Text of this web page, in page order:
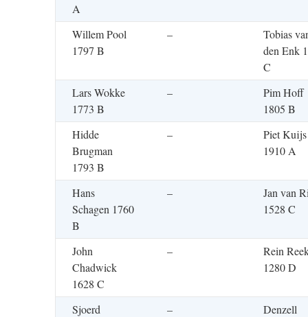
A
Willem Pool
1797 B
–
Tobias
den Enk
C
Lars Wokke
1773 B
–
Pim Hoff
1805 B
Hidde
Brugman
1793 B
–
Piet Kuijs
1910 A
Hans
Schagen 1760
B
–
Jan van
1528 C
John
Chadwick
1628 C
–
Rein
1280 D
Sjoerd
–
Denzell